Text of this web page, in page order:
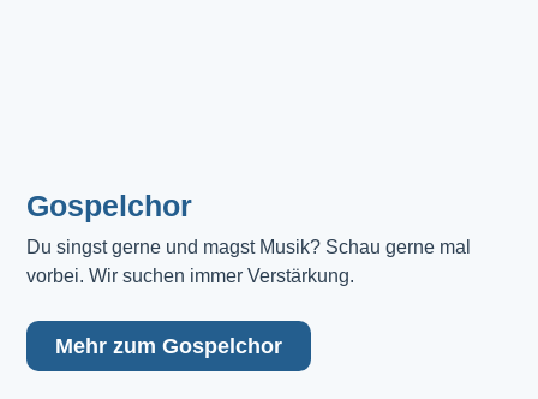
Gospelchor
Du singst gerne und magst Musik? Schau gerne mal
vorbei. Wir suchen immer Verstärkung.
Mehr zum Gospelchor